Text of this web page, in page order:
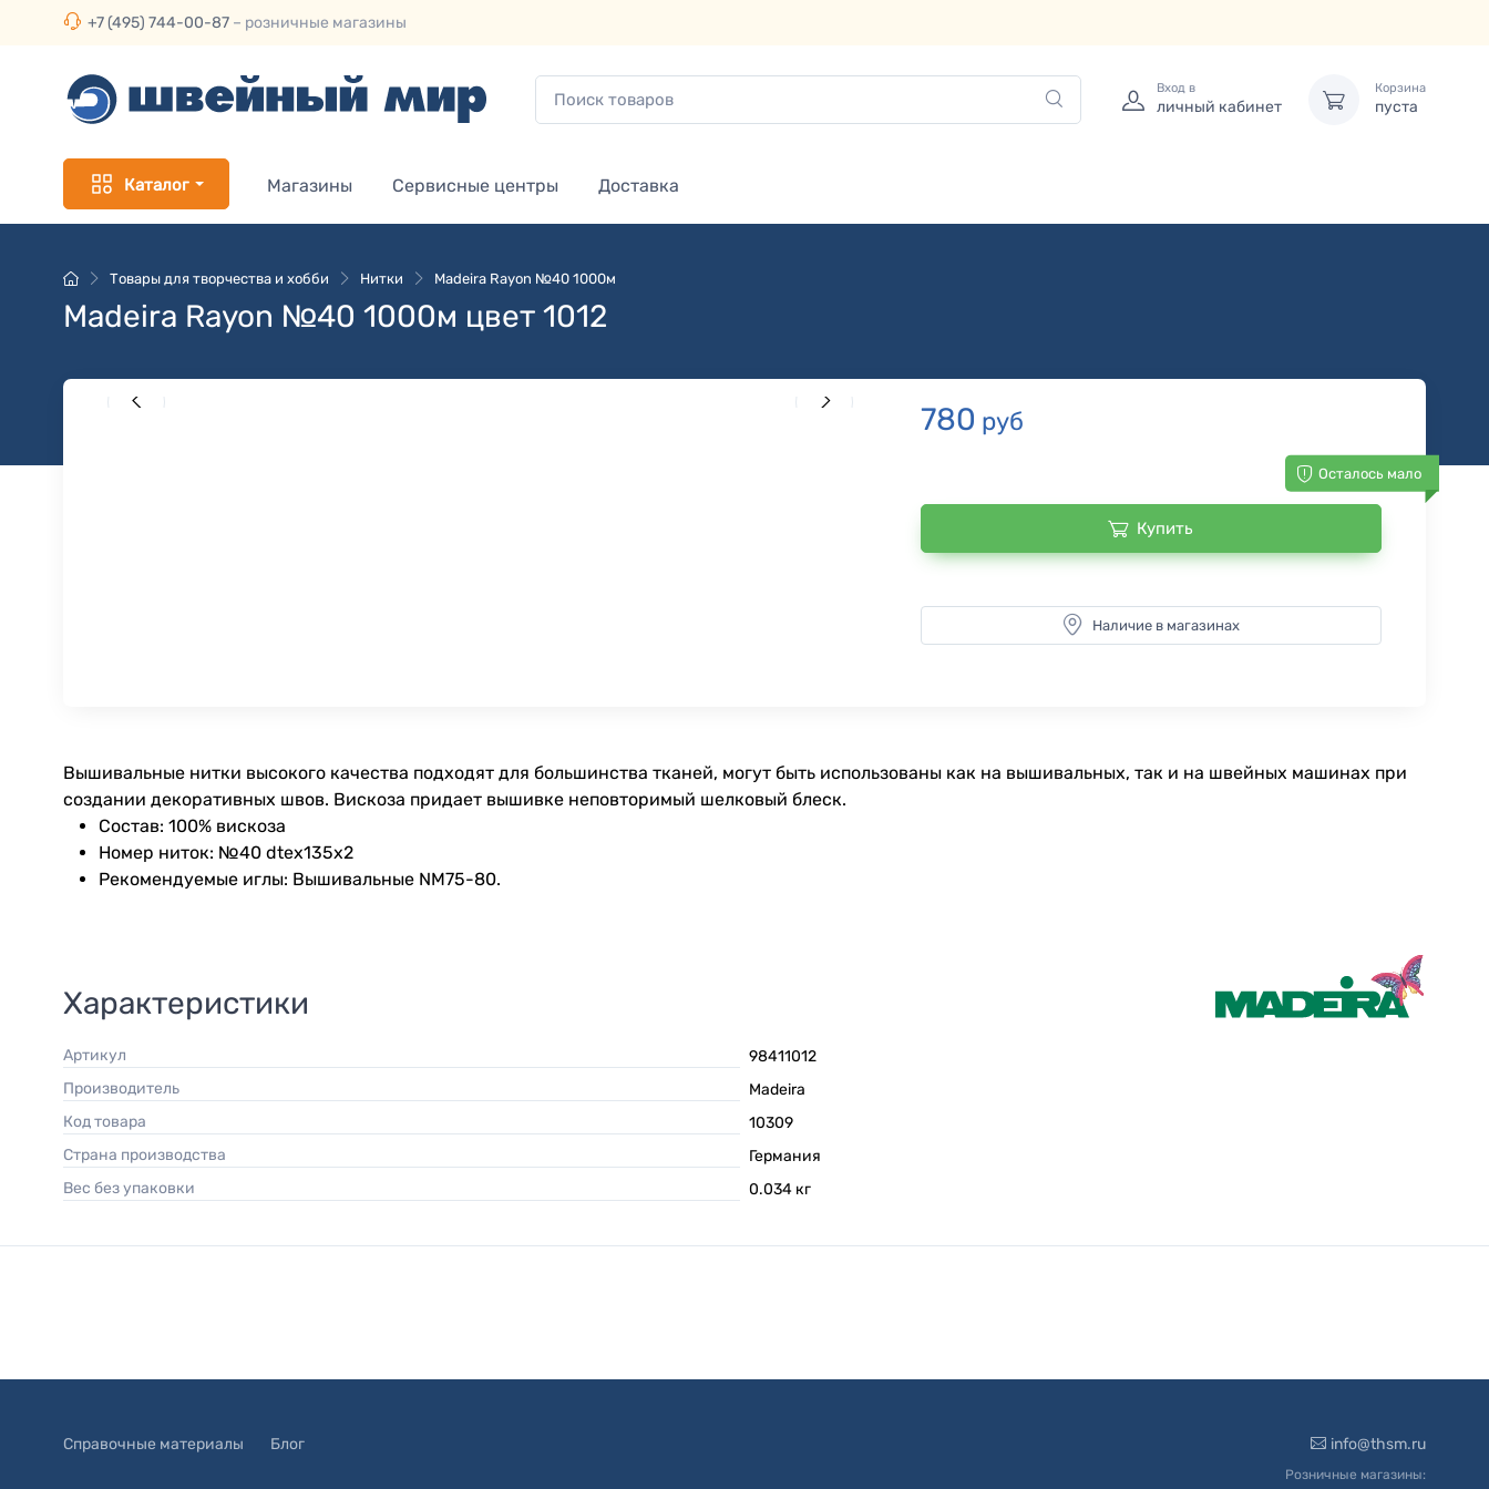
+7 (495) 744-00-87 – розничные магазины
Вход в
личный кабинет
Корзина
пуста
Каталог Магазины Сервисные центры Доставка
Товары для творчества и хобби Нитки Madeira Rayon №40 1000м
Madeira Rayon №40 1000м цвет 1012
780 руб
Осталось мало
Купить
Наличие в магазинах
Вышивальные нитки высокого качества подходят для большинства тканей, могут быть использованы как на вышивальных, так и на швейных машинах при
создании декоративных швов. Вискоза придает вышивке неповторимый шелковый блеск.
Состав: 100% вискоза
Номер ниток: №40 dtex135x2
Рекомендуемые иглы: Вышивальные NM75-80.
Характеристики
Артикул
98411012
Производитель
Madeira
Код товара
10309
Страна производства
Германия
Вес без упаковки
0.034 кг
Справочные материалы Блог info@thsm.ru
Розничные магазины: